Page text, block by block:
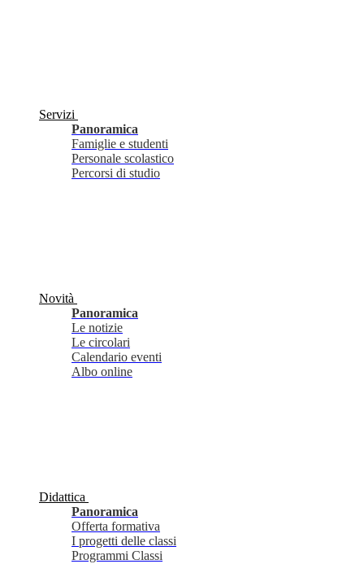
Servizi
Panoramica
Famiglie e studenti
Personale scolastico
Percorsi di studio
Novità
Panoramica
Le notizie
Le circolari
Calendario eventi
Albo online
Didattica
Panoramica
Offerta formativa
I progetti delle classi
Programmi Classi